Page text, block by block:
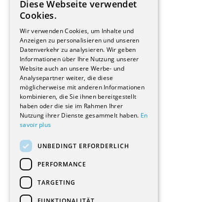
Hersteller/Lieferanten
Bauherrschaften
Immobilienverwaltungsgesellschaften
Stockwerkeigentum
Reportagen
Wohnungen
Renovierungen
Innere Umbauten
Gastgewerbe und Tourismus
Verwaltungsgebäude und Geschäfte
Schuleinrichtungen
Medizinische Einrichtungen
Kultur - Sport - Freizeit
Industrie - Handwerk
Transport und Parkplätze
Diverse Bauten
FRENCH
Diese Webseite verwendet
Cookies.
Wir verwenden Cookies, um Inhalte und
Anzeigen zu personalisieren und unseren
Datenverkehr zu analysieren. Wir geben
Informationen über Ihre Nutzung unserer
Website auch an unsere Werbe- und
Analysepartner weiter, die diese
möglicherweise mit anderen Informationen
kombinieren, die Sie ihnen bereitgestellt
haben oder die sie im Rahmen Ihrer
Nutzung ihrer Dienste gesammelt haben. En
savoir plus
UNBEDINGT ERFORDERLICH
PERFORMANCE
TARGETING